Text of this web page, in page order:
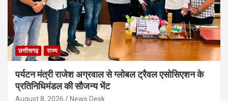
छत्तीसगढ़ राज्य
पर्यटन मंत्री राजेश अग्रवाल से ग्लोबल ट्रैवल एसोसिएशन के
प्रतिनिधिमंडल की सौजन्य भेंट
August 8, 2026 News Desk